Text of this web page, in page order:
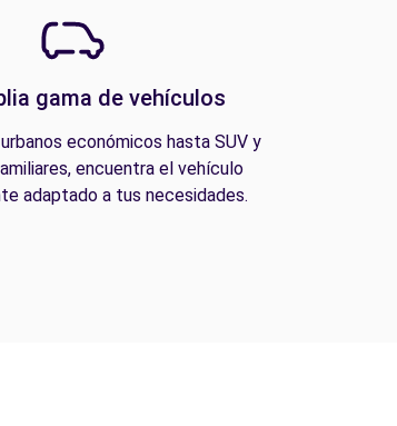
gama de vehículos
económicos hasta SUV y
encuentra el vehículo
adaptado a tus necesidades.